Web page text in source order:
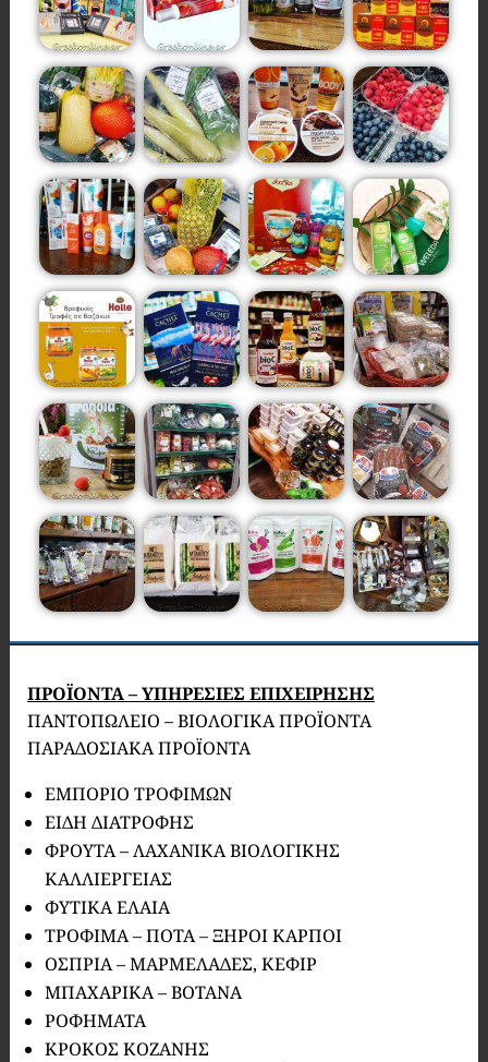
ΠΡΟΪΟΝΤΑ – ΥΠΗΡΕΣΙΕΣ ΕΠΙΧΕΙΡΗΣΗΣ
ΠΑΝΤΟΠΩΛΕΙΟ – ΒΙΟΛΟΓΙΚΑ ΠΡΟΪΟΝΤΑ
ΠΑΡΑΔΟΣΙΑΚΑ ΠΡΟΪΟΝΤΑ
ΕΜΠΟΡΙΟ ΤΡΟΦΙΜΩΝ
ΕΙΔΗ ΔΙΑΤΡΟΦΗΣ
ΦΡΟΥΤΑ – ΛΑΧΑΝΙΚΑ ΒΙΟΛΟΓΙΚΗΣ
ΚΑΛΛΙΕΡΓΕΙΑΣ
ΦΥΤΙΚΑ ΕΛΑΙΑ
ΤΡΟΦΙΜΑ – ΠΟΤΑ – ΞΗΡΟΙ ΚΑΡΠΟΙ
ΟΣΠΡΙΑ – ΜΑΡΜΕΛΑΔΕΣ, ΚΕΦΙΡ
ΜΠΑΧΑΡΙΚΑ – ΒΟΤΑΝΑ
ΡΟΦΗΜΑΤΑ
ΚΡΟΚΟΣ ΚΟΖΑΝΗΣ